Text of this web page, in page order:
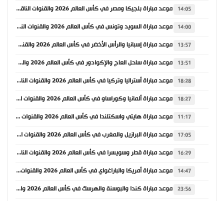
14:05 موعد مباراة بلجيكا ومصر في كأس العالم 2026 والقنوات الناقلة
14:00 موعد مباراة السويد وتونس في كأس العالم 2026 والقنوات الناقلة
13:57 موعد مباراة إسبانيا والرأس الأخضر في كأس العالم 2026 والقنوات الناقلة
13:51 موعد مباراة ساحل العاج والإكوادور في كأس العالم 2026 والقنوات الناقلة
18:28 موعد مباراة أستراليا وتركيا في كأس العالم 2026 والقنوات الناقلة
18:27 موعد مباراة ألمانيا وكوراساو في كأس العالم 2026 والقنوات الناقلة
11:17 موعد مباراة هايتي واسكتلندا في كأس العالم 2026 والقنوات الناقلة
17:05 موعد مباراة البرازيل والمغرب في كأس العالم 2026 والقنوات الناقلة
16:29 موعد مباراة قطر وسويسرا في كأس العالم 2026 والقنوات الناقلة
14:47 موعد مباراة أمريكا والباراغواي في كأس العالم 2026 والقنوات الناقلة
23:56 موعد مباراة كندا والبوسنة والهرسك في كأس العالم 2026 والقنوات الناقلة